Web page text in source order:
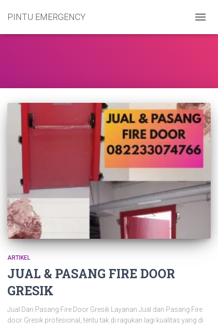
PINTU EMERGENCY
ARTIKEL
JUAL & PASANG FIRE DOOR
GRESIK
Jual Dan Pasang Fire Door Gresik Layanan Jual dan Pasang Fire
door Gresik profesional, tentu tak di ragukan lagi kualitas yang di